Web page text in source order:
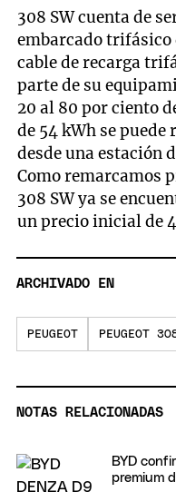
308 SW cuenta de
embarcado trifásico
cable de recarga
parte de su
20 al 80 por ciento
de 54 kWh se
desde una estación
Como remarcamos
308 SW ya se
un precio inicial de
ARCHIVADO EN
PEUGEOT PEUGEOT
NOTAS RELACIONADAS
BYD
premium